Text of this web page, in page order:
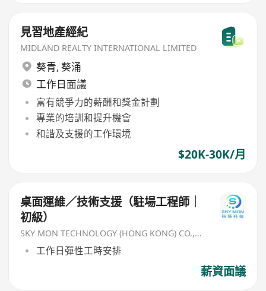
見習地產經紀
MIDLAND REALTY INTERNATIONAL LIMITED
葵青, 葵涌
工作日面議
富有競爭力的薪酬和獎金計劃
專業的培訓和提升機會
和諧及支援的工作環境
$20K-30K/月
桌面運維／技術支援（駐場工程師｜
初級）
SKY MON TECHNOLOGY (HONG KONG) CO., LIMITED
工作日彈性工時安排
薪資面議